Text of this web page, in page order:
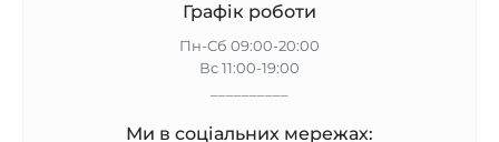
Графік роботи
Пн-Сб 09:00-20:00
Вс 11:00-19:00
Ми в соціальних мережах: